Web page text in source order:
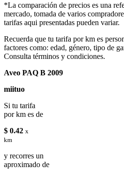
*La comparación de precios es una
mercado, tomada de varios
tarifas aqui presentadas pueden variar.
Recuerda que tu tarifa por km es
factores como: edad, género, tipo de
Consulta términos y condiciones.
Aveo PAQ B 2009
miituo
Si tu tarifa
por km es de
$ 0.42 x
km
y recorres un
aproximado de